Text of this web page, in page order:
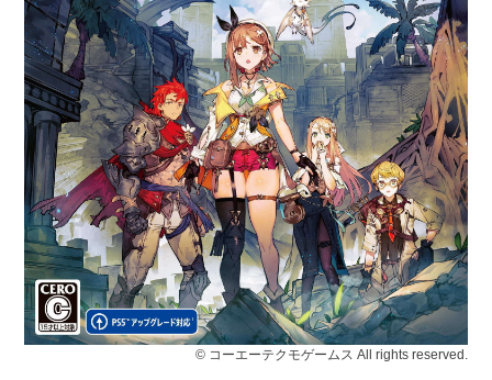
© コーエーテクモゲームス All rights reserved.